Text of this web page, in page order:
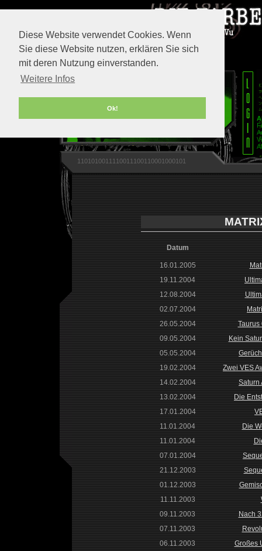
Diese Website verwendet Cookies. Wenn
Sie diese Website nutzen, erklären Sie sich
mit deren Nutzung einverstanden.
Weitere Infos
Ok!
1101010011110011100110001000101
Datum
16.01.2005
19.11.2004
12.08.2004
02.07.2004
26.05.2004
Taurus
09.05.2004
Kein
05.05.2004
19.02.2004
Zwei VES
14.02.2004
Saturn
13.02.2004
Die
17.01.2004
11.01.2004
Die
11.01.2004
07.01.2004
21.12.2003
01.12.2003
11.11.2003
09.11.2003
Nach
07.11.2003
06.11.2003
Großes